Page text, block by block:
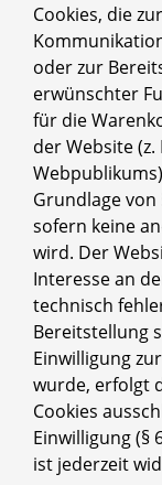
Cookies, die
oder zur
erwünschter
für die
der Website (z.
Grundlage von
sofern keine
wird. Der
Interesse an
technisch
Bereitstellung
Einwilligung
wurde, erfolgt
Cookies
Einwilligung (§
ist jederzeit